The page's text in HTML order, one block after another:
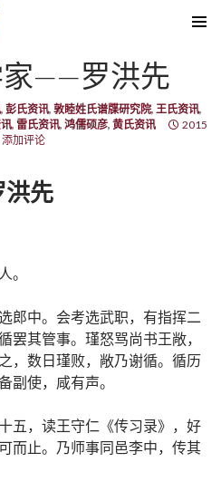
家——罗洪先
, 彭氏资讯, 敦睦姓氏谱牒研究院, 王氏资讯,
, 雷氏资讯, 鸿儒硕彦, 黄氏资讯
2015
添加评论
洪先
。
郎中。会考选武职，有指挥二
罢其管事。瑾怒骂尚书王敞，
，数日瑾败，敞乃谢循。循历
副使，咸有声。
五，读王守仁《传习录》，好
而止。乃师事同邑李中，传其